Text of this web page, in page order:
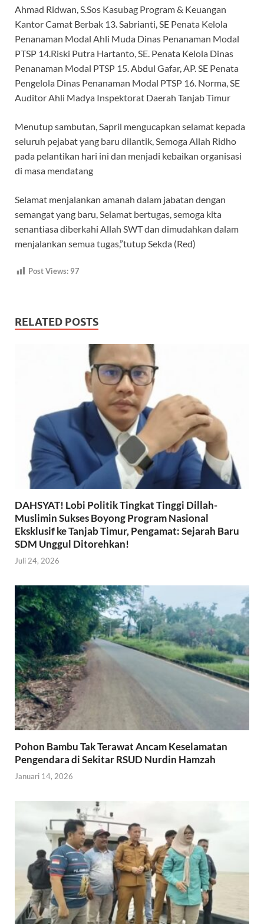
Ahmad Ridwan, S.Sos Kasubag Program & Keuangan
Kantor Camat Berbak 13. Sabrianti, SE Penata Kelola
Penanaman Modal Ahli Muda Dinas Penanaman Modal
PTSP 14.Riski Putra Hartanto, SE. Penata Kelola Dinas
Penanaman Modal PTSP 15. Abdul Gafar, AP. SE Penata
Pengelola Dinas Penanaman Modal PTSP 16. Norma, SE
Auditor Ahli Madya Inspektorat Daerah Tanjab Timur
Menutup sambutan, Sapril mengucapkan selamat kepada
seluruh pejabat yang baru dilantik, Semoga Allah Ridho
pada pelantikan hari ini dan menjadi kebaikan organisasi
di masa mendatang
Selamat menjalankan amanah dalam jabatan dengan
semangat yang baru, Selamat bertugas, semoga kita
senantiasa diberkahi Allah SWT dan dimudahkan dalam
menjalankan semua tugas,”tutup Sekda (Red)
Post Views: 97
RELATED POSTS
DAHSYAT! Lobi Politik Tingkat Tinggi Dillah-
Muslimin Sukses Boyong Program Nasional
Eksklusif ke Tanjab Timur, Pengamat: Sejarah Baru
SDM Unggul Ditorehkan!
Juli 24, 2026
Pohon Bambu Tak Terawat Ancam Keselamatan
Pengendara di Sekitar RSUD Nurdin Hamzah
Januari 14, 2026